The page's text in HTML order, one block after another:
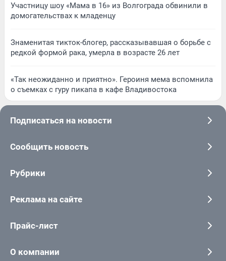
Участницу шоу «Мама в 16» из Волгограда обвинили в
домогательствах к младенцу
Знаменитая тикток-блогер, рассказывавшая о борьбе с
редкой формой рака, умерла в возрасте 26 лет
«Так неожиданно и приятно». Героиня мема вспомнила
о съемках с гуру пикапа в кафе Владивостока
Подписаться на новости
Сообщить новость
Рубрики
Реклама на сайте
Прайс-лист
О компании